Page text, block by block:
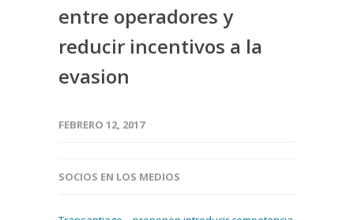
entre operadores y
reducir incentivos a la
evasion
FEBRERO 12, 2017
SOCIOS EN LOS MEDIOS